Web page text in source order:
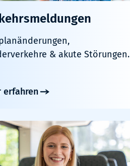
& akute Störungen.
erfahren